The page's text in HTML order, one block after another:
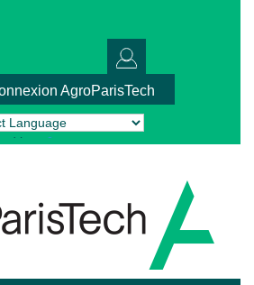
AgroParisTech
by Translate